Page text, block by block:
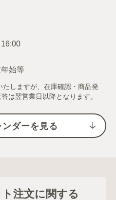
始等
しますが、在庫確認・商品発
は翌営業日以降となります。
ダーを見る
注文に関する